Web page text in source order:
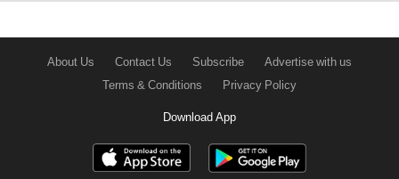
About Us Contact Us Subscribe
Advertise with us
Terms & Conditions
Privacy Policy
Download App